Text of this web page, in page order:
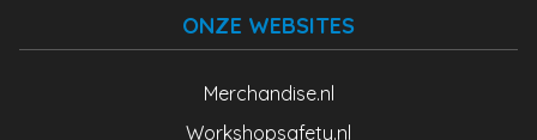
ONZE WEBSITES
Merchandise.nl
Workshopsafety.nl